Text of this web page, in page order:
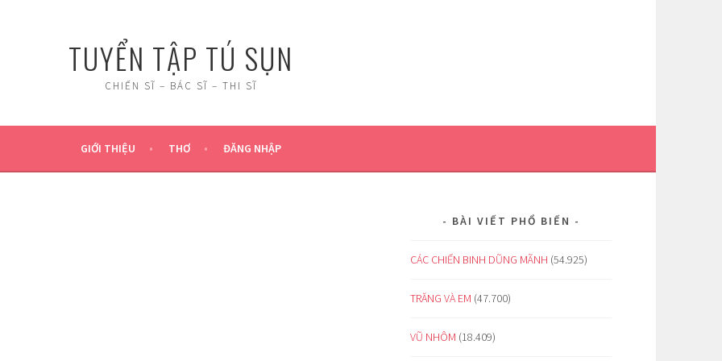
TUYỂN TẬP TÚ SỤN
CHIẾN SĨ – BÁC SĨ – THI SĨ
GIỚI THIỆU THƠ ĐĂNG NHẬP
BÀI VIẾT PHỔ BIẾN
CÁC CHIẾN BINH DŨNG MÃNH (54.925)
TRĂNG VÀ EM (47.700)
VŨ NHÔM (18.409)